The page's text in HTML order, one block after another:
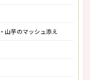
山芋のマッシュ添え